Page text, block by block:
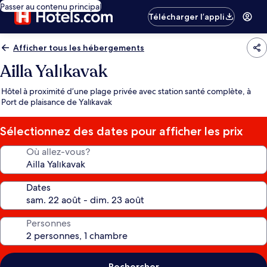
Passer au contenu principal
Télécharger l’appli
Afficher tous les hébergements
Ailla Yalıkavak
Hôtel à proximité d’une plage privée avec station santé complète, à
Port de plaisance de Yalıkavak
Sélectionnez des dates pour afficher les prix
Où allez-vous?
Dates
Personnes